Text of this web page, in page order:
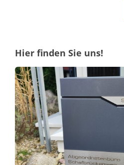
Hier finden Sie uns!